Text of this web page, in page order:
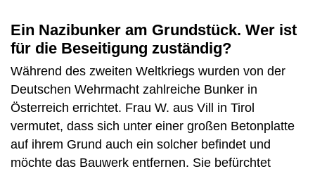
Ein Nazibunker am Grundstück. Wer ist
für die Beseitigung zuständig?
Während des zweiten Weltkriegs wurden von der
Deutschen Wehrmacht zahlreiche Bunker in
Österreich errichtet. Frau W. aus Vill in Tirol
vermutet, dass sich unter einer großen Betonplatte
auf ihrem Grund auch ein solcher befindet und
möchte das Bauwerk entfernen. Sie befürchtet